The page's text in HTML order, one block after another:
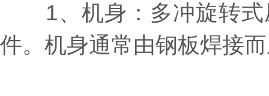
1、机身：多冲旋转式
件。机身通常由钢板焊接